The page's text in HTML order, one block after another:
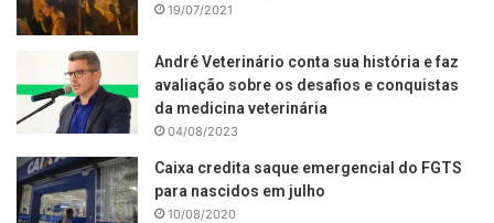
19/07/2021
André Veterinário conta sua história e faz
avaliação sobre os desafios e conquistas
da medicina veterinária
04/08/2023
Caixa credita saque emergencial do FGTS
para nascidos em julho
10/08/2020